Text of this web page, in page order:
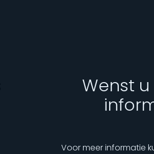
Wenst
Voor meer informatie